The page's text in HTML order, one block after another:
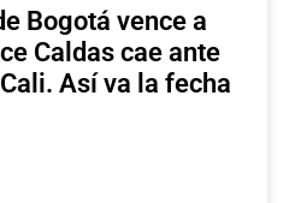
Bogotá vence a
Caldas cae ante
Así va la fecha